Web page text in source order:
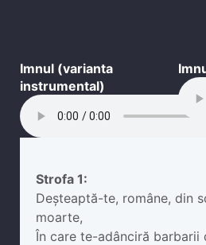
Imnul (varianta
instrumental)
Strofa 1:
Deșteaptă-te, române, din
moarte,
În care te-adânciră barbarii